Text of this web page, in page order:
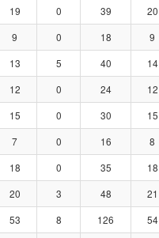
19 0 39 20
9 0 18 9
13 5 40 14
12 0 24 12
15 0 30 15
7 0 16 8
18 0 35 18
20 3 48 21
53 8 126 54